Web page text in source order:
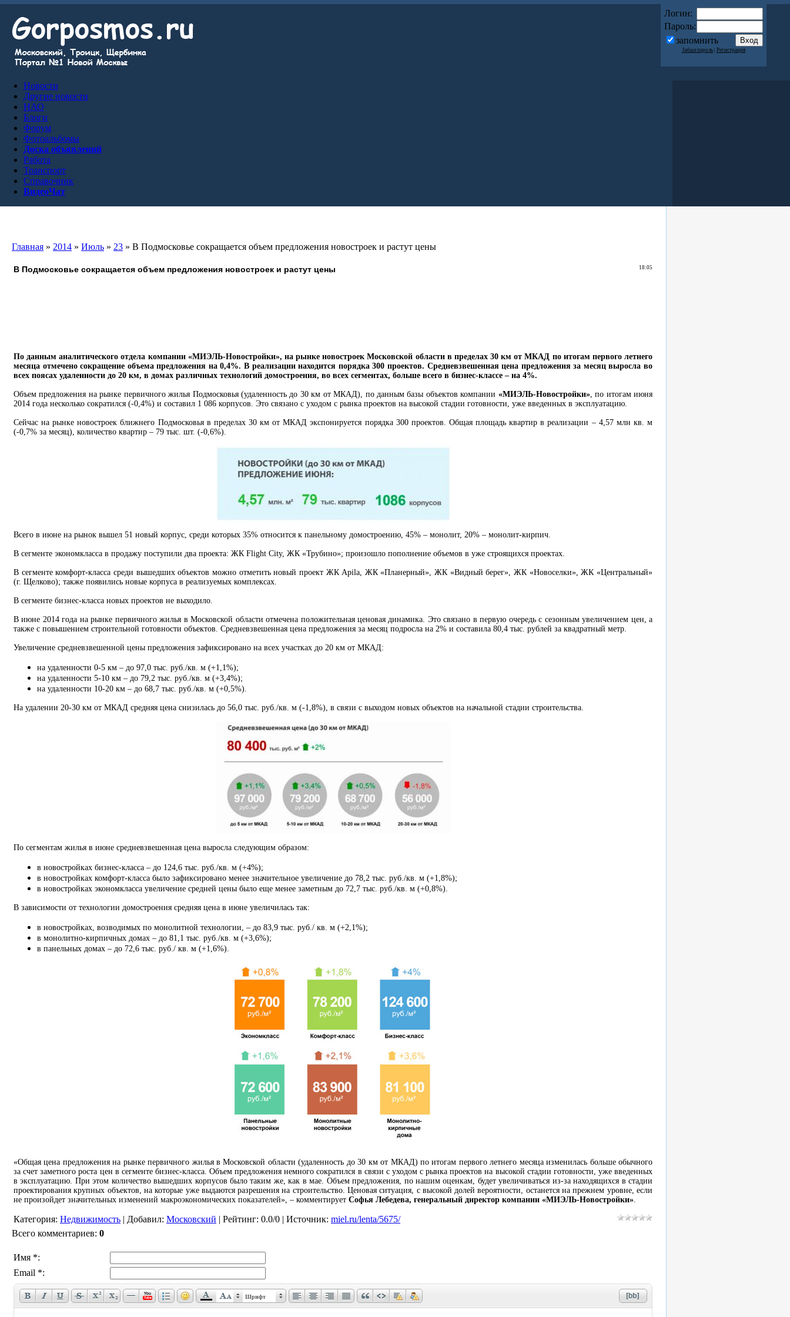
Логин:
Пароль:
запомнить
Забыл пароль Регистрация
Новости
Другие новости
НАО
Блоги
Форум
Фотоальбомы
Доска объявлений
Работа
Транспорт
Справочник
ВидеоЧат
Главная » 2014 » Июль » 23 » В Подмосковье сокращается объем предложения новостроек и растут цены
18:05
В Подмосковье сокращается объем предложения новостроек и растут цены
По данным аналитического отдела компании «МИЭЛЬ-Новостройки», на рынке новостроек Московской области в пределах 30 км от МКАД по итогам первого летнего
месяца отмечено сокращение объема предложения на 0,4%. В реализации находится порядка 300 проектов. Средневзвешенная цена предложения за месяц выросла во
всех поясах удаленности до 20 км, в домах различных технологий домостроения, во всех сегментах, больше всего в бизнес-классе – на 4%.
Объем предложения на рынке первичного жилья Подмосковья (удаленность до 30 км от МКАД), по данным базы объектов компании «МИЭЛЬ-Новостройки», по итогам июня
2014 года несколько сократился (-0,4%) и составил 1 086 корпусов. Это связано с уходом с рынка проектов на высокой стадии готовности, уже введенных в эксплуатацию.
Сейчас на рынке новостроек ближнего Подмосковья в пределах 30 км от МКАД экспонируется порядка 300 проектов. Общая площадь квартир в реализации – 4,57 млн кв. м
(-0,7% за месяц), количество квартир – 79 тыс. шт. (-0,6%).
Всего в июне на рынок вышел 51 новый корпус, среди которых 35% относится к панельному домостроению, 45% – монолит, 20% – монолит-кирпич.
В сегменте экономкласса в продажу поступили два проекта: ЖК Flight City, ЖК «Трубино»; произошло пополнение объемов в уже строящихся проектах.
В сегменте комфорт-класса среди вышедших объектов можно отметить новый проект ЖК Apila, ЖК «Планерный», ЖК «Видный берег», ЖК «Новоселки», ЖК «Центральный»
(г. Щелково); также появились новые корпуса в реализуемых комплексах.
В сегменте бизнес-класса новых проектов не выходило.
В июне 2014 года на рынке первичного жилья в Московской области отмечена положительная ценовая динамика. Это связано в первую очередь с сезонным увеличением цен, а
также с повышением строительной готовности объектов. Средневзвешенная цена предложения за месяц подросла на 2% и составила 80,4 тыс. рублей за квадратный метр.
Увеличение средневзвешенной цены предложения зафиксировано на всех участках до 20 км от МКАД:
на удаленности 0-5 км – до 97,0 тыс. руб./кв. м (+1,1%);
на удаленности 5-10 км – до 79,2 тыс. руб./кв. м (+3,4%);
на удаленности 10-20 км – до 68,7 тыс. руб./кв. м (+0,5%).
На удалении 20-30 км от МКАД средняя цена снизилась до 56,0 тыс. руб./кв. м (-1,8%), в связи с выходом новых объектов на начальной стадии строительства.
По сегментам жилья в июне средневзвешенная цена выросла следующим образом:
в новостройках бизнес-класса – до 124,6 тыс. руб./кв. м (+4%);
в новостройках комфорт-класса было зафиксировано менее значительное увеличение до 78,2 тыс. руб./кв. м (+1,8%);
в новостройках экономкласса увеличение средней цены было еще менее заметным до 72,7 тыс. руб./кв. м (+0,8%).
В зависимости от технологии домостроения средняя цена в июне увеличилась так:
в новостройках, возводимых по монолитной технологии, – до 83,9 тыс. руб./ кв. м (+2,1%);
в монолитно-кирпичных домах – до 81,1 тыс. руб./кв. м (+3,6%);
в панельных домах – до 72,6 тыс. руб./ кв. м (+1,6%).
«Общая цена предложения на рынке первичного жилья в Московской области (удаленность до 30 км от МКАД) по итогам первого летнего месяца изменилась больше обычного
за счет заметного роста цен в сегменте бизнес-класса. Объем предложения немного сократился в связи с уходом с рынка проектов на высокой стадии готовности, уже введенных
в эксплуатацию. При этом количество вышедших корпусов было таким же, как в мае. Объем предложения, по нашим оценкам, будет увеличиваться из-за находящихся в стадии
проектирования крупных объектов, на которые уже выдаются разрешения на строительство. Ценовая ситуация, с высокой долей вероятности, останется на прежнем уровне, если
не произойдет значительных изменений макроэкономических показателей», – комментирует Софья Лебедева, генеральный директор компании «МИЭЛЬ-Новостройки».
Категория: Недвижимость | Добавил: Московский | Рейтинг: 0.0/0 | Источник: miel.ru/lenta/5675/
Всего комментариев: 0
Имя *:
Email *:
Шрифт